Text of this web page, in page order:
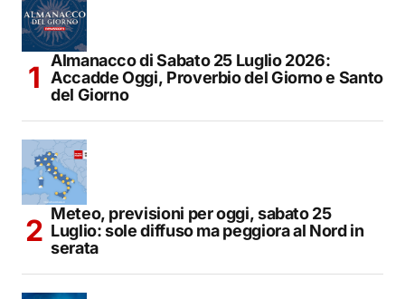
Almanacco di Sabato 25 Luglio 2026:
Accadde Oggi, Proverbio del Giorno e Santo
del Giorno
Meteo, previsioni per oggi, sabato 25
Luglio: sole diffuso ma peggiora al Nord in
serata